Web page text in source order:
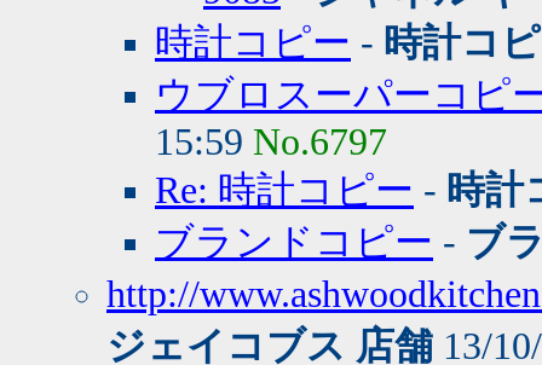
時計コピー - 時計コ
ウブロスーパーコピ
15:59 No.6797
Re: 時計コピー - 時計
ブランドコピー - ブ
http://
ジェイコブス 店舗 13/